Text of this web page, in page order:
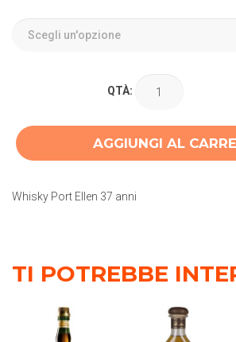
QTÀ:
AGGIUNGI AL
Whisky Port Ellen 37 anni
TI POTREBBE